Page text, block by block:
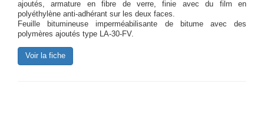
ajoutés, armature en fibre de verre, finie avec du film en
polyéthylène anti-adhérant sur les deux faces.
Feuille bitumineuse imperméabilisante de bitume avec des
polymères ajoutés type LA-30-FV.
Voir la fiche